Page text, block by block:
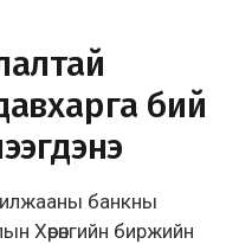
бий
банкны
Хөрөнгийн биржийн